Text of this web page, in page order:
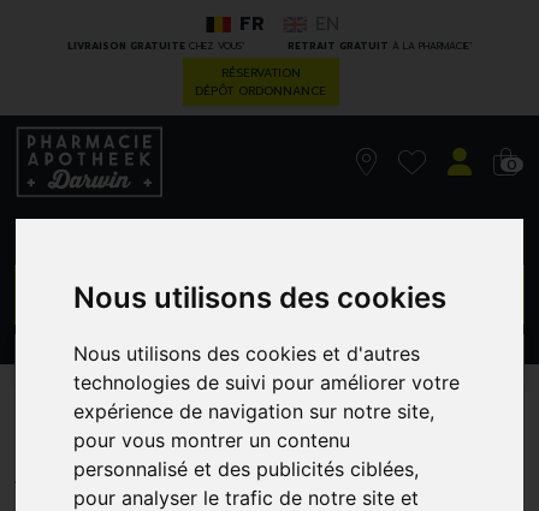
Nous utilisons des cookies
Nous utilisons des cookies et d'autres
technologies de suivi pour améliorer votre
expérience de navigation sur notre site,
pour vous montrer un contenu
personnalisé et des publicités ciblées,
pour analyser le trafic de notre site et
LIVRAISON GRATUITECHEZ VOUS* RETRAIT GRATUIT À LA PHARMACIE*
FR
RÉSERVATION
DÉPÔT ORDONNANCE
0
CATÉGORIES PROMOS
Glucobalance Cpr 90
ENERGETICA NATURA BENELUX